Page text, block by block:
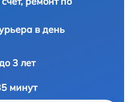
в день
3 лет
минут